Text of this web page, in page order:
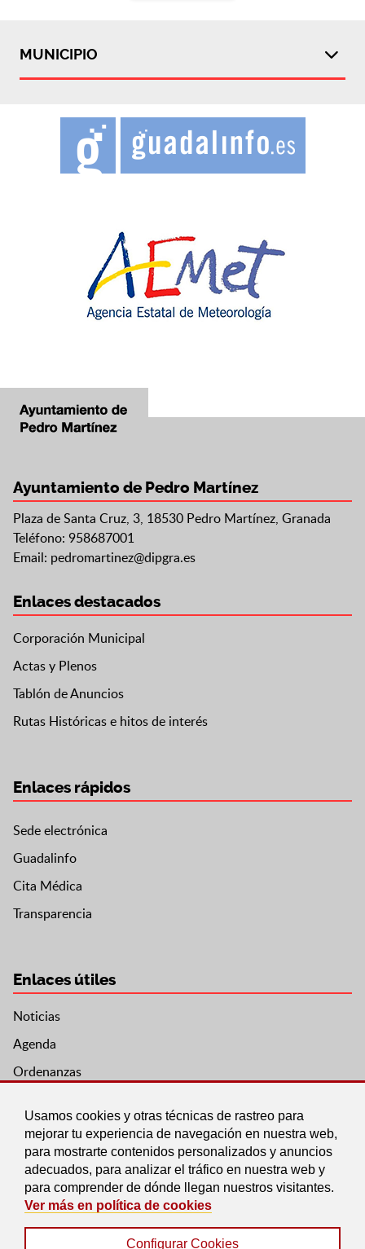
Usamos cookies y otras técnicas de rastreo para
mejorar tu experiencia de navegación en nuestra web,
para mostrarte contenidos personalizados y anuncios
adecuados, para analizar el tráfico en nuestra web y
para comprender de dónde llegan nuestros visitantes.
Ver más en política de cookies
Configurar Cookies
MUNICIPIO
Ayuntamiento de Pedro Martínez
Plaza de Santa Cruz, 3, 18530 Pedro Martínez, Granada
Teléfono: 958687001
Email: pedromartinez@dipgra.es
Enlaces destacados
Corporación Municipal
Actas y Plenos
Tablón de Anuncios
Rutas Históricas e hitos de interés
Enlaces rápidos
Sede electrónica
Guadalinfo
Cita Médica
Transparencia
Enlaces útiles
Noticias
Agenda
Ordenanzas